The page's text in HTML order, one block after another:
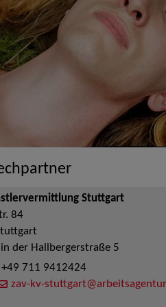
Stuttgart
84
in der Hallbergerstraße 5
+49 711 9412424
zav-kv-